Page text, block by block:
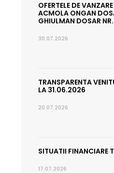
OFERTELE DE
ACMOLA ONGAN
GHIULMAN DOSAR
30.07.2026
TRANSPARENTA
LA 31.06.2026
20.07.2026
SITUATII FINANCIARE
17.07.2026